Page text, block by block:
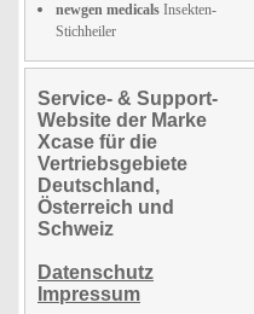
newgen medicals Insekten-
Stichheiler
Service- & Support-
Website der Marke
Xcase für die
Vertriebsgebiete
Deutschland,
Österreich und
Schweiz
Datenschutz
Impressum